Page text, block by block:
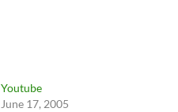
Youtube
June 17, 2005